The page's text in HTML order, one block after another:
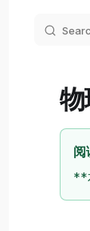
阅
**